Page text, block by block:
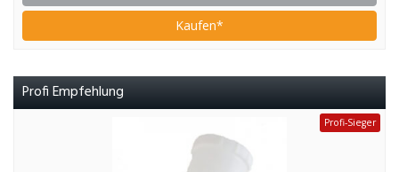
Kaufen*
Profi Empfehlung
Profi-Sieger